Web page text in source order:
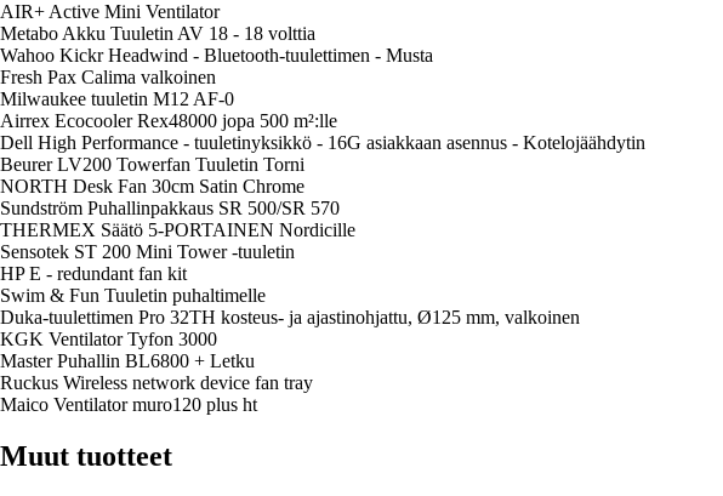
AIR+ Active Mini Ventilator
Metabo Akku Tuuletin AV 18 - 18 volttia
Wahoo Kickr Headwind - Bluetooth-tuulettimen - Musta
Fresh Pax Calima valkoinen
Milwaukee tuuletin M12 AF-0
Airrex Ecocooler Rex48000 jopa 500 m²:lle
Dell High Performance - tuuletinyksikkö - 16G asiakkaan asennus - Kotelojäähdytin
Beurer LV200 Towerfan Tuuletin Torni
NORTH Desk Fan 30cm Satin Chrome
Sundström Puhallinpakkaus SR 500/SR 570
THERMEX Säätö 5-PORTAINEN Nordicille
Sensotek ST 200 Mini Tower -tuuletin
HP E - redundant fan kit
Swim & Fun Tuuletin puhaltimelle
Duka-tuulettimen Pro 32TH kosteus- ja ajastinohjattu, Ø125 mm, valkoinen
KGK Ventilator Tyfon 3000
Master Puhallin BL6800 + Letku
Ruckus Wireless network device fan tray
Maico Ventilator muro120 plus ht
Muut tuotteet